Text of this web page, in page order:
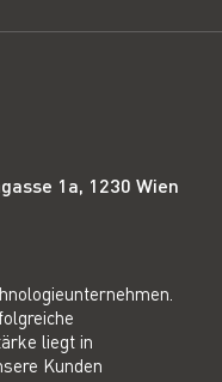
1a, 1230 Wien
liegt in
Kunden